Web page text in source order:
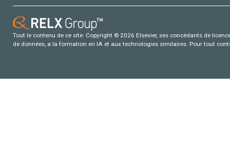
Tout le contenu de ce site: Copyright © 2026 Elsevier, ses concédants de
de données, a la formation en IA et aux technologies similaires. Pour tout